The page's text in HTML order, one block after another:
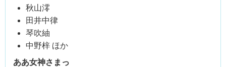
秋山澪
田井中律
琴吹紬
中野梓 ほか
ああ女神さまっ